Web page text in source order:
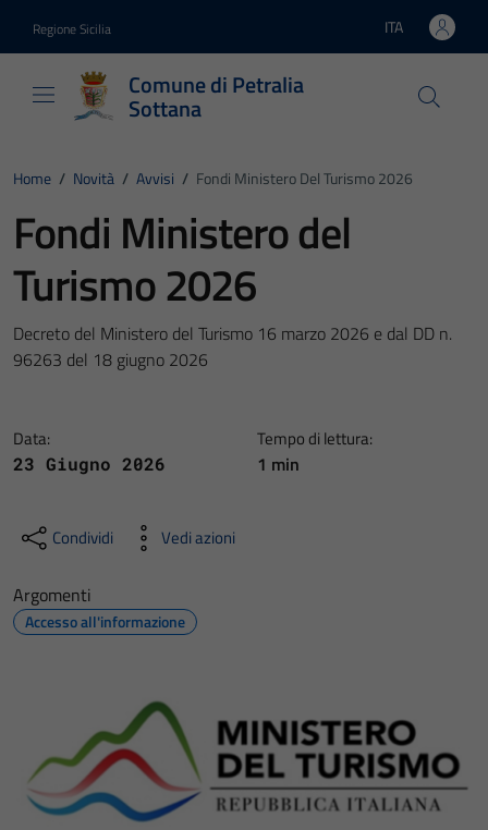
Regione Sicilia Lingua attiva:
ITA
Comune di Petralia
Sottana
Home / Novità / Avvisi / Fondi Ministero Del Turismo 2026
Fondi Ministero del
Turismo 2026
Decreto del Ministero del Turismo 16 marzo 2026 e dal DD n.
96263 del 18 giugno 2026
Data:
23 Giugno 2026
Tempo di lettura:
1 min
Condividi Vedi azioni
Argomenti
Accesso all'informazione